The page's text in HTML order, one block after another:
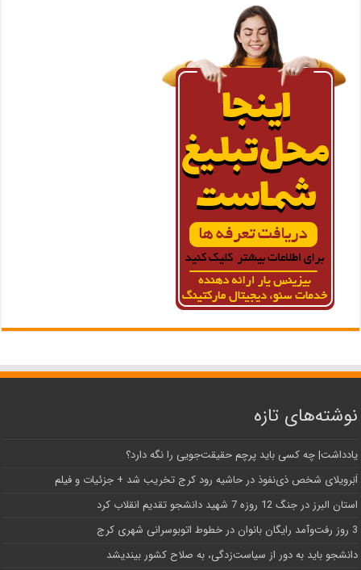
نوشته‌های تازه
یادداشت| ‌چه کسی باید پرچم حقیقت‌جویی را نگه دارد؟
اَبَر‌ویلای شخص ذی‌نفوذ در حاشیه‌ رود کرج تخریب شد + جزئیات و فیلم
استان البرز در جنگ 12 روزه 7 شهید دانشجو تقدیم انقلاب کرد
3 روز رفت‌وآمد رایگان بانوان در خطوط اتوبوسرانی شهری کرج
دانشجو باید به دور از سیاست‌زدگی، به صلاح کشور بیندیشد